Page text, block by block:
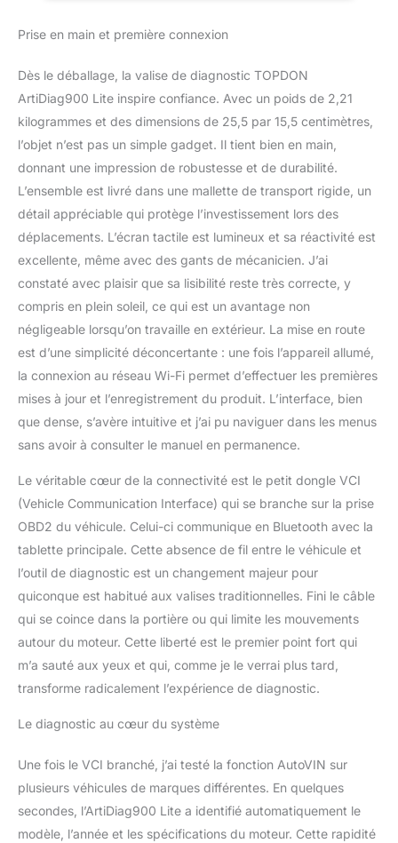
diverses exigences de
Renault. Tout en
résolvant les problèmes
OBD simples, il enrichit
profondeur et les
fonctionnalités du
diagnostic. La fonction
autoVIN connecte votre
véhicule en quelques
bidirectionnel -- ce
diagnostic voiture envoie
des commandes à l'ECU
du véhicule pour des
aux utilisateurs de
localiser avec précision
et rapidement les
composants défectueux
tels que les injecteurs,
les pompes de liquide de
vitres, les essuie-glaces,
les phares, les
rétroviseurs, etc., ce qui
est le choix idéal. pour
les ateliers/ateliers de
réparation automobile
car il réduit
considérablement le
temps de diagnostic du
mécanicien. 8+ services
de réinitialisation à chaud
-- Le scanner TOPDON
charge 8 des services les
compris les
réinitialisations d'huile,
l'adaptation de
l'accélérateur, les
Prise en main et première connexion
Dès le déballage, la valise de diagnostic TOPDON
ArtiDiag900 Lite inspire confiance. Avec un poids de 2,21
kilogrammes et des dimensions de 25,5 par 15,5 centimètres,
l’objet n’est pas un simple gadget. Il tient bien en main,
donnant une impression de robustesse et de durabilité.
L’ensemble est livré dans une mallette de transport rigide, un
détail appréciable qui protège l’investissement lors des
déplacements. L’écran tactile est lumineux et sa réactivité est
excellente, même avec des gants de mécanicien. J’ai
constaté avec plaisir que sa lisibilité reste très correcte, y
compris en plein soleil, ce qui est un avantage non
négligeable lorsqu’on travaille en extérieur. La mise en route
est d’une simplicité déconcertante : une fois l’appareil allumé,
la connexion au réseau Wi-Fi permet d’effectuer les premières
mises à jour et l’enregistrement du produit. L’interface, bien
que dense, s’avère intuitive et j’ai pu naviguer dans les menus
sans avoir à consulter le manuel en permanence.
Le véritable cœur de la connectivité est le petit dongle VCI
(Vehicle Communication Interface) qui se branche sur la prise
OBD2 du véhicule. Celui-ci communique en Bluetooth avec la
tablette principale. Cette absence de fil entre le véhicule et
l’outil de diagnostic est un changement majeur pour
quiconque est habitué aux valises traditionnelles. Fini le câble
qui se coince dans la portière ou qui limite les mouvements
autour du moteur. Cette liberté est le premier point fort qui
m’a sauté aux yeux et qui, comme je le verrai plus tard,
transforme radicalement l’expérience de diagnostic.
Le diagnostic au cœur du système
Une fois le VCI branché, j’ai testé la fonction AutoVIN sur
plusieurs véhicules de marques différentes. En quelques
secondes, l’ArtiDiag900 Lite a identifié automatiquement le
modèle, l’année et les spécifications du moteur. Cette rapidité